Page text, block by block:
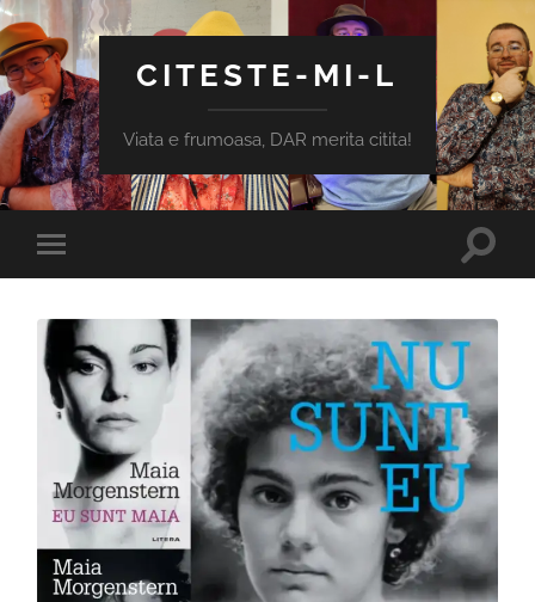
CITESTE-MI-L
Viata e frumoasa, DAR merita citita!
Toggle
mobile
Toggle